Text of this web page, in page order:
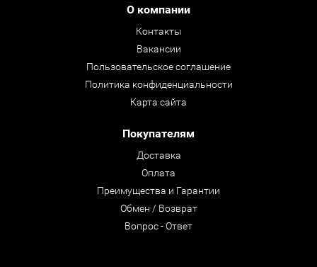
О компании
Контакты
Вакансии
Пользовательское соглашение
Политика конфиденциальности
Карта сайта
Покупателям
Доставка
Оплата
Преимущества и Гарантии
Обмен / Возврат
Вопрос - Ответ